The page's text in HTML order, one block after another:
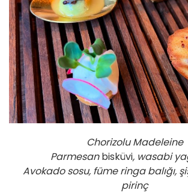
Chorizolu Madeleine
Parmesanbisküvi, wasabi
Avokado sosu, füme ringa balığı,
pirinç